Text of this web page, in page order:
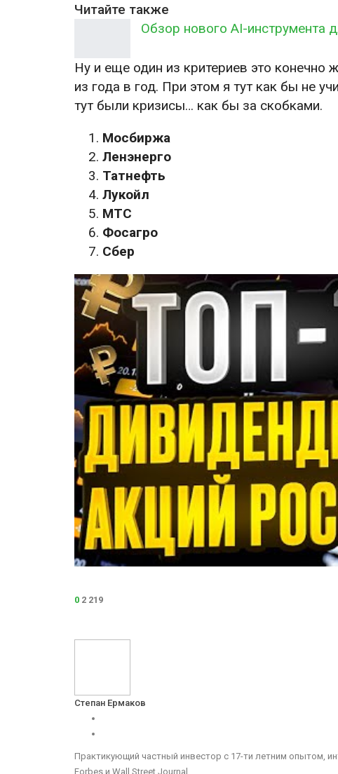
Читайте также
Обзор нового AI-инструмента
Ну и еще один из критериев это
из года в год. При этом я тут как бы не
тут были кризисы… как бы за скобками.
Мосбиржа
Ленэнерго
Татнефть
Лукойл
МТС
Фосагро
Сбер
0 2 219
Степан Ермаков
Практикующий частный инвестор с 17-ти летним опытом,
Forbes и Wall Street Journal